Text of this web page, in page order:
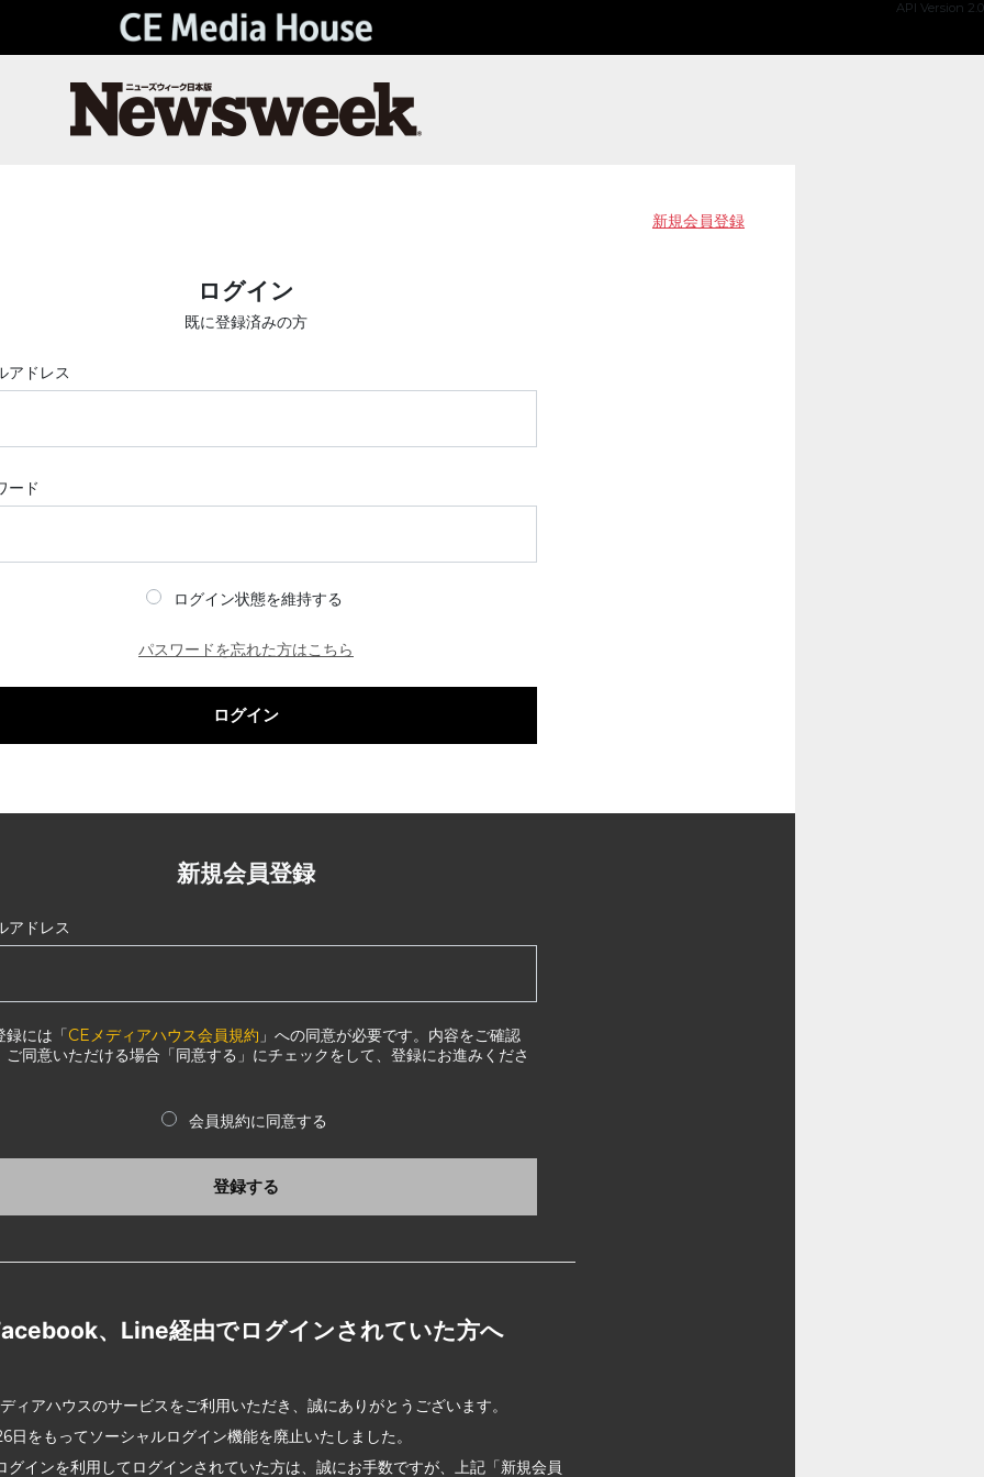
API Version 2.0
新規会員登録
ログイン
既に登録済みの方
アドレス
ード
ログイン状態を維持する
パスワードを忘れた方はこちら
ログイン
新規会員登録
アドレス
録には「CEメディアハウス会員規約 」への同意が必要です。内容をご確認
ご同意いただける場合「同意する」にチェックをして、登録にお進みくださ
会員規約に同意する
登録する
、Line経由でログインされていた方へ
ィアハウスのサービスをご利用いただき、誠にありがとうございます。
日をもってソーシャルログイン機能を廃止いたしました。
グインを利用してログインされていた方は、誠にお手数ですが、上記「新規会員